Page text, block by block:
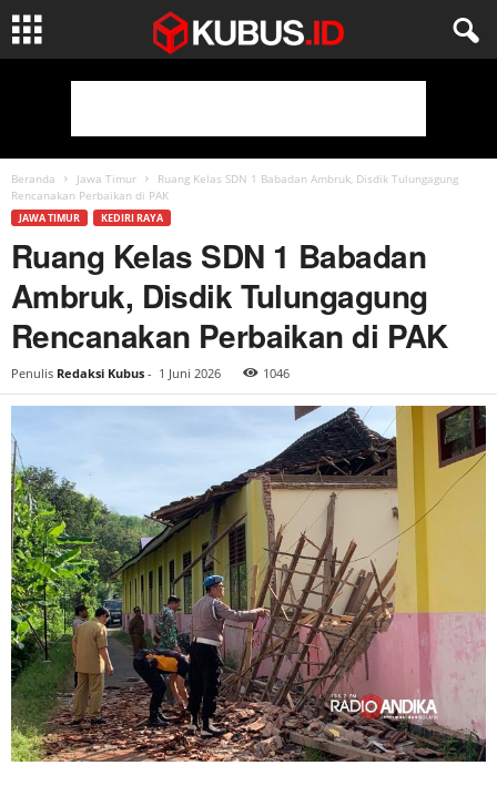
Beranda Jawa Timur
Ruang Kelas SDN 1 Babadan Ambruk, Disdik Tulungagung
Rencanakan Perbaikan di PAK
JAWA TIMUR KEDIRI RAYA
Ruang Kelas SDN 1 Babadan
Ambruk, Disdik Tulungagung
Rencanakan Perbaikan di PAK
Penulis Redaksi Kubus - 1 Juni 2026 1046